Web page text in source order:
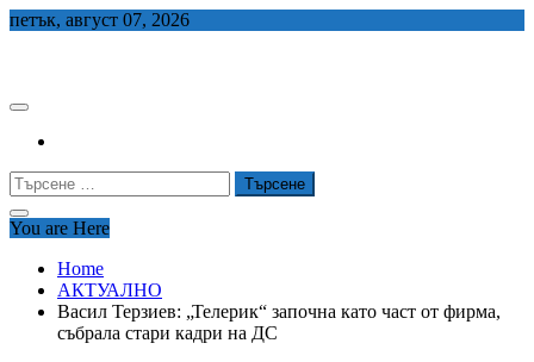
Skip
петък, август 07, 2026
Търсене
за:
You are Here
Home
АКТУАЛНО
Васил Терзиев: „Телерик“ започна като част от фирма,
събрала стари кадри на ДС